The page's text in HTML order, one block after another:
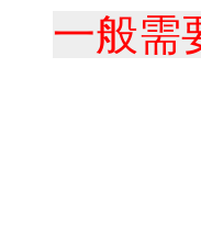
一般需